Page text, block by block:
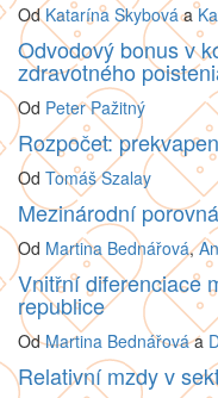
OdKatarína Skybováa
Odvodový bonus v
zdravotného
Od Peter Pažitný
Rozpočet:
Od Tomáš Szalay
Mezinárodní
Od Martina Bednářová,
Vnitřní diferenciace
republice
OdMartina Bednářováa
Relativní mzdy v